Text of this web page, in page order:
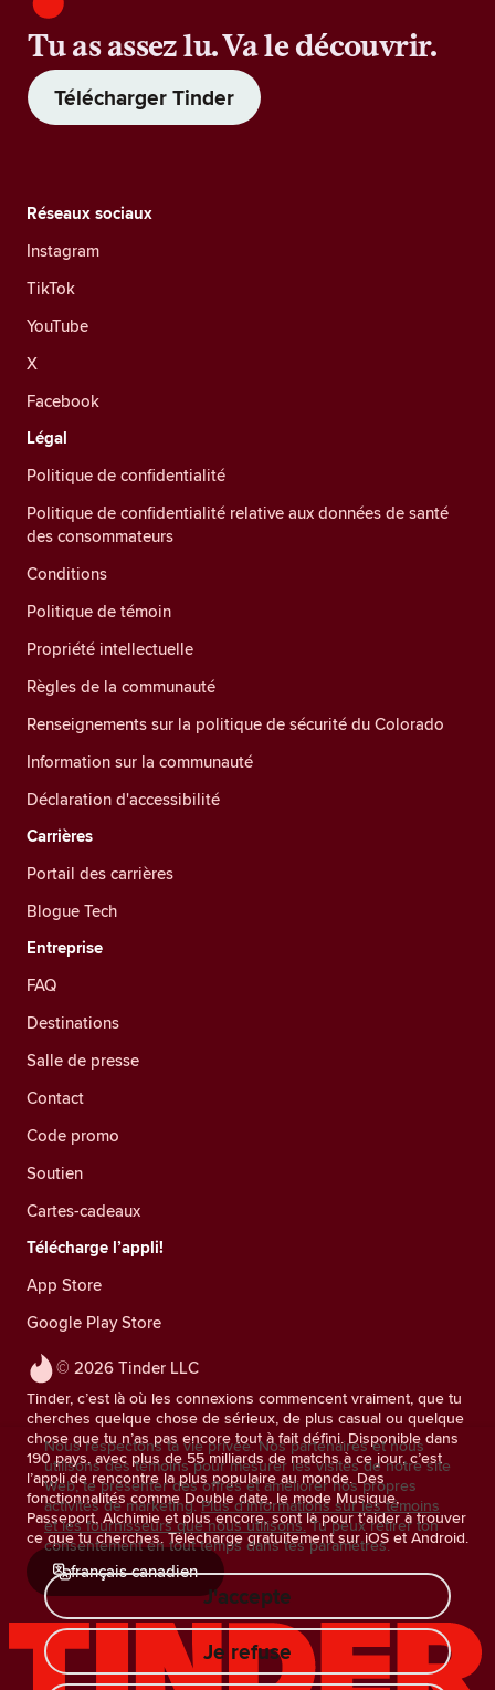
Tu as assez lu. Va le découvrir.
Télécharger Tinder
© 2026 Tinder LLC
Tinder, c’est là où les connexions commencent vraiment, que tu
cherches quelque chose de sérieux, de plus casual ou quelque
chose que tu n’as pas encore tout à fait défini. Disponible dans
190 pays, avec plus de 55 milliards de matchs à ce jour, c’est
l’appli de rencontre la plus populaire au monde. Des
fonctionnalités comme Double date, le mode Musique,
Passeport, Alchimie et plus encore, sont là pour t'aider à trouver
ce que tu cherches. Télécharge gratuitement sur iOS et Android.
français canadien
Réseaux sociaux
Instagram
TikTok
YouTube
X
Facebook
Légal
Politique de confidentialité
Politique de confidentialité relative aux données de santé
des consommateurs
Conditions
Politique de témoin
Propriété intellectuelle
Règles de la communauté
Renseignements sur la politique de sécurité du Colorado
Information sur la communauté
Déclaration d'accessibilité
Carrières
Portail des carrières
Blogue Tech
Entreprise
FAQ
Destinations
Salle de presse
Contact
Code promo
Soutien
Cartes-cadeaux
Télécharge l’appli!
App Store
Google Play Store
Nous respectons ta vie privée. Nos partenaires et nous
utilisons des témoins pour mesurer les visites de notre site
Web, te présenter des offres et améliorer nos propres
activités de marketing. Plus d'informations sur les témoins
et les fournisseurs que nous utilisons. Tu peux retirer ton
consentement en tout temps dans tes paramètres.
J'accepte
Je refuse